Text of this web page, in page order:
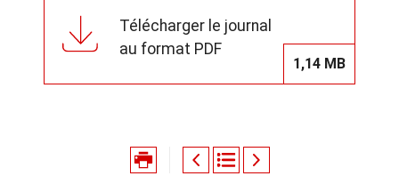
Télécharger le journal
au format PDF
1,14 MB